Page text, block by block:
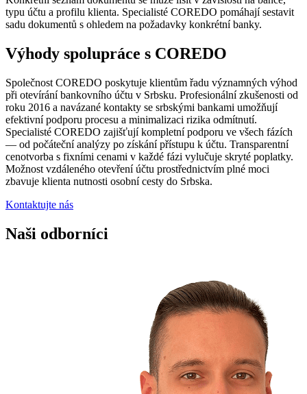
typu účtu a profilu klienta. Specialisté COREDO pomáhají sestavit
sadu dokumentů s ohledem na požadavky konkrétní banky.
Výhody spolupráce s COREDO
Společnost COREDO poskytuje klientům řadu významných výhod
při otevírání bankovního účtu v Srbsku. Profesionální zkušenosti od
roku 2016 a navázané kontakty se srbskými bankami umožňují
efektivní podporu procesu a minimalizaci rizika odmítnutí.
Specialisté COREDO zajišťují kompletní podporu ve všech fázích
— od počáteční analýzy po získání přístupu k účtu. Transparentní
cenotvorba s fixními cenami v každé fázi vylučuje skryté poplatky.
Možnost vzdáleného otevření účtu prostřednictvím plné moci
zbavuje klienta nutnosti osobní cesty do Srbska.
Kontaktujte nás
Naši odborníci